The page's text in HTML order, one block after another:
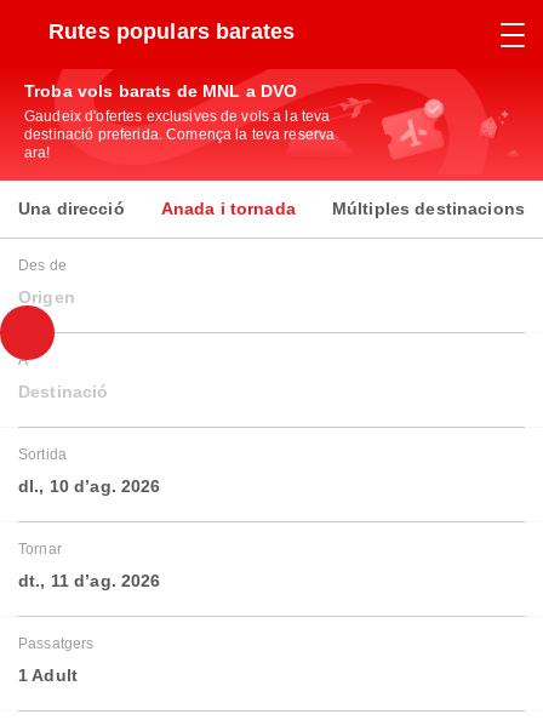
Rutes populars barates
Troba vols barats de MNL a DVO
Gaudeix d'ofertes exclusives de vols a la teva
destinació preferida. Comença la teva reserva
ara!
Una direcció Anada i tornada Múltiples destinacions
Des de
Origen
A
Destinació
Sortida
dl., 10 d’ag. 2026
Tornar
dt., 11 d’ag. 2026
Passatgers
1 Adult